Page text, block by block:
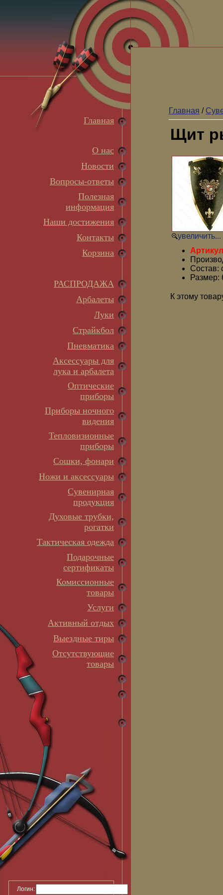
Главная
О нас
Новости
Вопросы-ответы
Полезная
информация
Наши достижения
Контакты
Корзина
РАСПРОДАЖА
Арбалеты
Луки
Страйкбол
Пневматика
Аксессуары для
лука и арбалета
Оптические
приборы
Приборы ночного
видения
Тепловизионные
приборы
Сошки, фонари
Ножи и аксессуары
Сувенирная
продукция
Духовые трубки,
рогатки
Тактическая одежда
Подарочные
сертификаты
Комиссионные
товары
Услуги
Активный отдых
Выездные тиры
Отсутствующие
товары
Логин:
Главная /
Щит
увеличить...
Состав:
Размер:
К этому